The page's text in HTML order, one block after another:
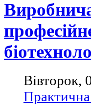
Вівторок,
Практична